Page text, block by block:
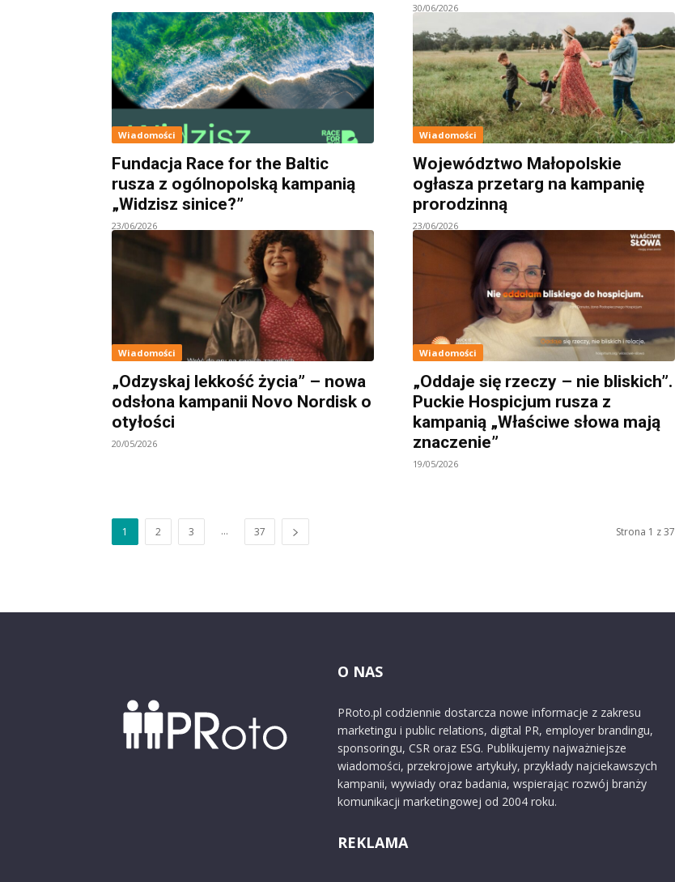
30/06/2026
Wiadomości
Fundacja Race for the Baltic
rusza z ogólnopolską kampanią
„Widzisz sinice?”
23/06/2026
Wiadomości
Województwo Małopolskie
ogłasza przetarg na kampanię
prorodzinną
23/06/2026
Wiadomości
„Odzyskaj lekkość życia” – nowa
odsłona kampanii Novo Nordisk o
otyłości
20/05/2026
Wiadomości
„Oddaje się rzeczy – nie bliskich”.
Puckie Hospicjum rusza z
kampanią „Właściwe słowa mają
znaczenie”
19/05/2026
1 2 3 ... 37 Strona 1 z 37
O NAS
PRoto.pl codziennie dostarcza nowe informacje z zakresu
marketingu i public relations, digital PR, employer brandingu,
sponsoringu, CSR oraz ESG. Publikujemy najważniejsze
wiadomości, przekrojowe artykuły, przykłady najciekawszych
kampanii, wywiady oraz badania, wspierając rozwój branży
komunikacji marketingowej od 2004 roku.
REKLAMA